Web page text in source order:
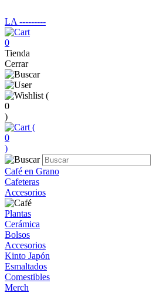
LA ‑‑‑‑‑‑‑‑‑
0
Tienda
Cerrar
(
0
)
(
0
)
Café en Grano
Cafeteras
Accesorios
Plantas
Cerámica
Bolsos
Accesorios
Kinto Japón
Esmaltados
Comestibles
Merch